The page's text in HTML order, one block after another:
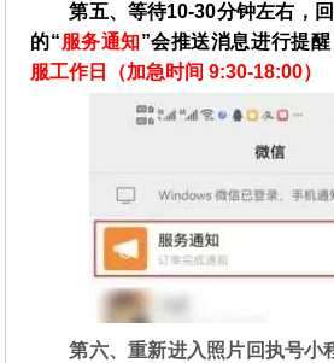
第五、等待10-30分钟左右，
的“服务通知”会推送消息进行提醒
服工作日（加急时间 9:30-18:00）
第六、重新进入照片回执号小